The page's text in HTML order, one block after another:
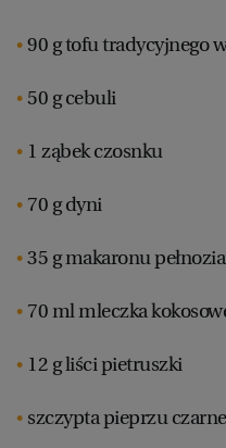
90 g tofu tradycyjnego
50 g cebuli
1 ząbek czosnku
70 g dyni
35 g makaronu
70 ml mleczka
12 g liści pietruszki
szczypta pieprzu